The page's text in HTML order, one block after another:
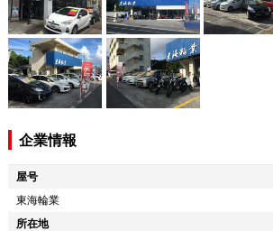
企業情報
屋号
東海輪業
所在地